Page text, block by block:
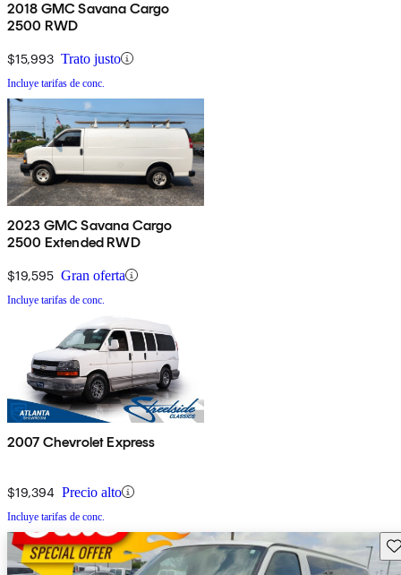
2018 GMC Savana Cargo
2500 RWD
$15,993 Trato justo
Incluye tarifas de conc.
2023 GMC Savana Cargo
2500 Extended RWD
$19,595 Gran oferta
Incluye tarifas de conc.
2007 Chevrolet Express
$19,394 Precio alto
Incluye tarifas de conc.